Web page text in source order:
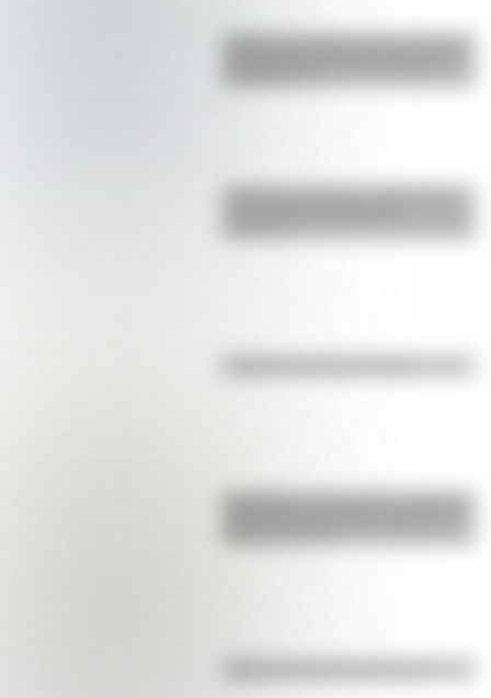
¿Sabías que Argentina tuvo la torre
Sudamérica?
¿Sabías que Buenos Aires tiene
Romano?
Inhibición conductual: la habilidad